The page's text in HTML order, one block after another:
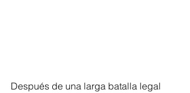
Después de una larga batalla legal